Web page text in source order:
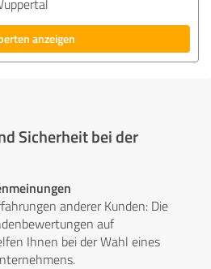
anzeigen
Sicherheit bei der
anderer Kunden: Die
auf
Ihnen bei der Wahl eines